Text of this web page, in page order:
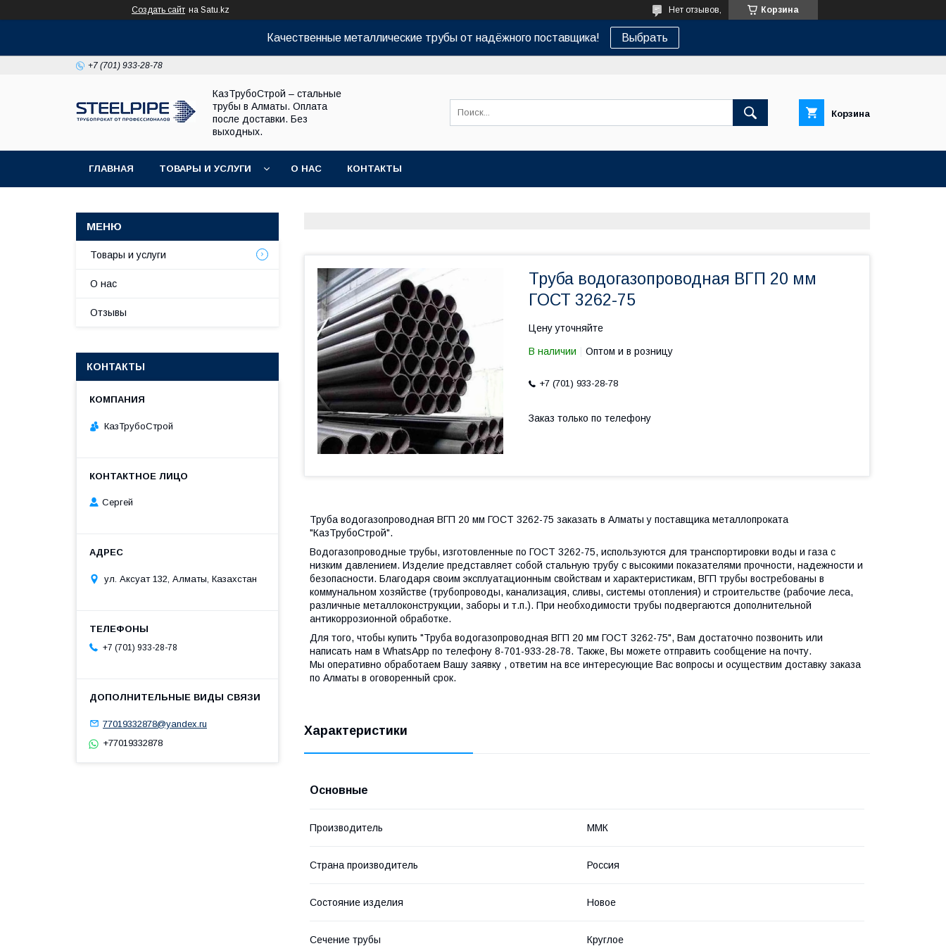
Создать сайт на Satu.kz Корзина
Нет отзывов,
Качественные металлические трубы от надёжного поставщика! Выбрать
+7 (701) 933-28-78
КазТрубоСтрой – стальные
трубы в Алматы. Оплата
после доставки. Без
выходных.
Корзина
ГЛАВНАЯ ТОВАРЫ И УСЛУГИ О НАС КОНТАКТЫ
Труба водогазопроводная ВГП 20 мм
ГОСТ 3262-75
Цену уточняйте
В наличии Оптом и в розницу
+7 (701) 933-28-78
Заказ только по телефону
Труба водогазопроводная ВГП 20 мм ГОСТ 3262-75 заказать в Алматы у поставщика металлопроката
"КазТрубоСтрой".
Водогазопроводные трубы, изготовленные по ГОСТ 3262-75, используются для транспортировки воды и газа с
низким давлением. Изделие представляет собой стальную трубу с высокими показателями прочности, надежности и
безопасности. Благодаря своим эксплуатационным свойствам и характеристикам, ВГП трубы востребованы в
коммунальном хозяйстве (трубопроводы, канализация, сливы, системы отопления) и строительстве (рабочие леса,
различные металлоконструкции, заборы и т.п.). При необходимости трубы подвергаются дополнительной
антикоррозионной обработке.
Для того, чтобы купить "Труба водогазопроводная ВГП 20 мм ГОСТ 3262-75", Вам достаточно позвонить или
написать нам в WhatsApp по телефону 8-701-933-28-78. Также, Вы можете отправить сообщение на почту.
Мы оперативно обработаем Вашу заявку , ответим на все интересующие Вас вопросы и осуществим доставку заказа
по Алматы в оговоренный срок.
Характеристики
Основные
Производитель ММК
Страна производитель Россия
Состояние изделия Новое
Сечение трубы Круглое
Товары и услуги
О нас
Отзывы
КОНТАКТЫ
КазТрубоСтрой
Сергей
ул. Аксуат 132, Алматы, Казахстан
+7 (701) 933-28-78
77019332878@yandex.ru
+77019332878